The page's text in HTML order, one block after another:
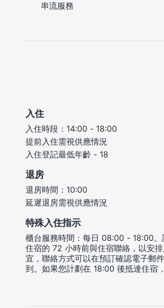
串流服務
入住
入住時段：14:00 - 18:00
提前入住需視供應情況
入住登記最低年齡 - 18
退房
退房時間：10:00
延遲退房需視供應情況
特殊入住指示
櫃台服務時間：每日 08:00 - 18:00。
住宿的 72 小時前與住宿聯絡，以安
宜，聯絡方式可以在預訂確認電子郵
到。如果您計劃在 18:00 後抵達住宿